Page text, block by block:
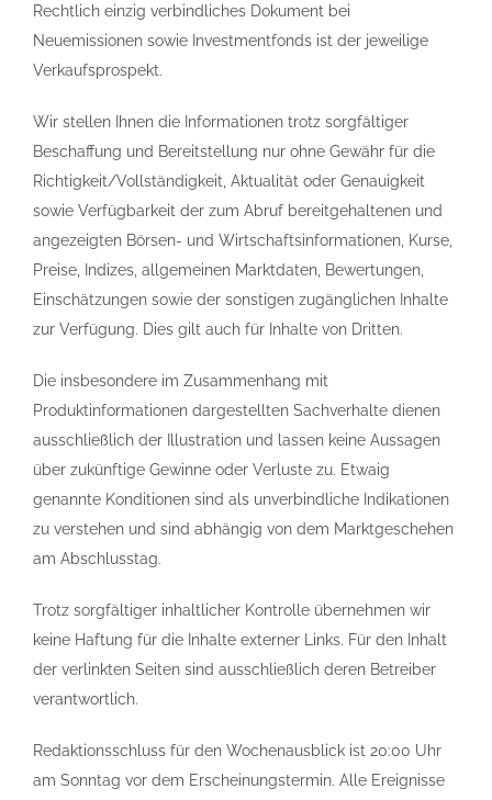
Rechtlich einzig verbindliches Dokument bei
Neuemissionen sowie Investmentfonds ist der jeweilige
Verkaufsprospekt.
Wir stellen Ihnen die Informationen trotz sorgfältiger
Beschaffung und Bereitstellung nur ohne Gewähr für die
Richtigkeit/Vollständigkeit, Aktualität oder Genauigkeit
sowie Verfügbarkeit der zum Abruf bereitgehaltenen und
angezeigten Börsen- und Wirtschaftsinformationen, Kurse,
Preise, Indizes, allgemeinen Marktdaten, Bewertungen,
Einschätzungen sowie der sonstigen zugänglichen Inhalte
zur Verfügung. Dies gilt auch für Inhalte von Dritten.
Die insbesondere im Zusammenhang mit
Produktinformationen dargestellten Sachverhalte dienen
ausschließlich der Illustration und lassen keine Aussagen
über zukünftige Gewinne oder Verluste zu. Etwaig
genannte Konditionen sind als unverbindliche Indikationen
zu verstehen und sind abhängig von dem Marktgeschehen
am Abschlusstag.
Trotz sorgfältiger inhaltlicher Kontrolle übernehmen wir
keine Haftung für die Inhalte externer Links. Für den Inhalt
der verlinkten Seiten sind ausschließlich deren Betreiber
verantwortlich.
Redaktionsschluss für den Wochenausblick ist 20:00 Uhr
am Sonntag vor dem Erscheinungstermin. Alle Ereignisse